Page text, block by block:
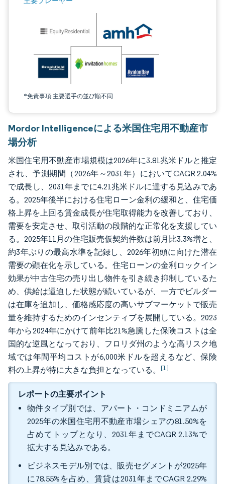
*免責事項:主要選手の並び順不同
Mordor Intelligenceによる米国住宅用不動産市
場分析
米国住宅用不動産市場規模は2026年に3.81兆米ドルと推定
され、予測期間（2026年～2031年）においてCAGR 2.04%
で成長し、2031年までに4.21兆米ドルに達する見込みであ
る。2025年後半における住宅ローン金利の緩和と、住宅価
格上昇を上回る賃金成長が住宅取得能力を改善しており、
需要を安定させ、取引活動の段階的な正常化を支援してい
る。2025年11月の住宅販売仮契約件数は前月比3.3%増と、
約3年ぶりの最高水準を記録し、2026年初頭に向けた潜在
需要の顕在化を示している。住宅ローンの金利ロックイン
効果が中古住宅の売り出し物件を引き続き抑制しているた
め、供給は逼迫した状態が続いているが、一方でビルダー
は在庫を追加し、価格感応度の高いサブマーケットで販売
量を維持するためのインセンティブを展開している。2023
年から2024年にかけて前年比21%急騰した保険コストは全
国的な逆風となっており、フロリダ州のような高リスク地
域では年間平均コストが6,000米ドルを超えるなど、保険
料の上昇が特に大きな負担となっている。 [1]
レポートの主要ポイント
物件タイプ別では、アパート・コンドミニアムが
2025年の米国住宅用不動産市場シェアの81.50%を
占めてトップとなり、2031年までCAGR 2.13%で
拡大する見込みである。
ビジネスモデル別では、販売セグメントが2025年
に78.55%を占め、賃貸は2031年までCAGR 2.29%